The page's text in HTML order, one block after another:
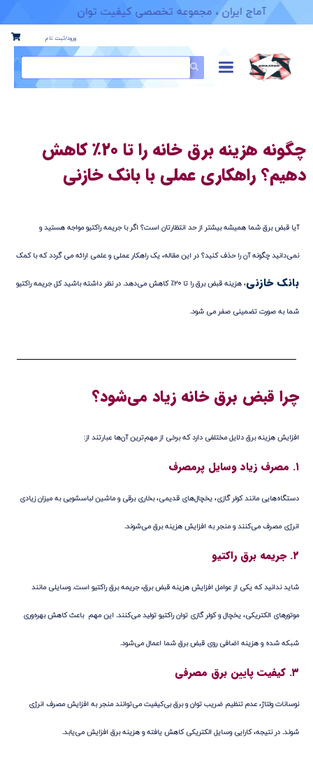
آماج ایران ، مجموعه تخصصی کیفیت توان
ورود/ثبت نام
چگونه هزینه برق خانه را تا ۲۰٪ کاهش
راهکاری عملی با بانک خازنی
آیا قبض برق شما همیشه بیشتر از حد انتظارتان است؟ اگر با جریمه راکتیو مواجه هستید و
نمی‌دانید چگونه آن را حذف کنید؟ در این مقاله، یک راهکار عملی و علمی ارائه می‌ گردد که با کمک
بانک خازنی ، هزینه قبض برق را تا ۲۰٪ کاهش می‌دهد. در نظر داشته باشید کل جریمه راکتیو
شما به صورت تضمینی صفر می شود.
چرا قبض برق خانه زیاد می‌شود؟
افزایش هزینه برق دلایل مختلفی دارد که برخی از مهم‌ترین آن‌ها عبارتند از:
دستگاه‌هایی مانند کولر گازی، یخچال‌های قدیمی، بخاری برقی و ماشین لباسشویی به میزان زیادی
انرژی مصرف می‌کنند و منجر به افزایش هزینه برق می‌شوند.
شاید ندانید که یکی از عوامل افزایش هزینه قبض برق،جریمه برق راکتیواست. وسایلی مانند
موتورهای الکتریکی، یخچال و کولر گازی توان راکتیو تولید می‌کنند. این مهم باعث کاهش بهره‌وری
شبکه شده و هزینه اضافی روی قبض برق شما اعمال می‌شود.
نوسانات ولتاژ، عدم تنظیم ضریب توان و برق بی‌کیفیت می‌توانند منجر به افزایش مصرف انرژی
شوند. در نتیجه، کارایی وسایل الکتریکی کاهش یافته و هزینه برق افزایش می‌یابد.